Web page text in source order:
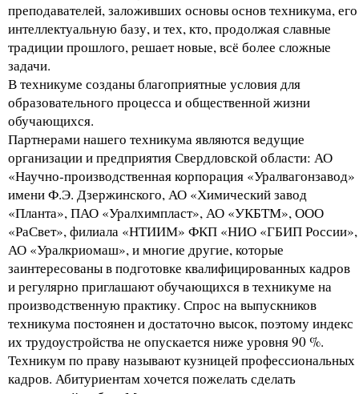
преподавателей, заложивших основы основ техникума, его
интеллектуальную базу, и тех, кто, продолжая славные
традиции прошлого, решает новые, всё более сложные
задачи.
В техникуме созданы благоприятные условия для
образовательного процесса и общественной жизни
обучающихся.
Партнерами нашего техникума являются ведущие
организации и предприятия Свердловской области: АО
«Научно-производственная корпорация «Уралвагонзавод»
имени Ф.Э. Дзержинского, АО «Химический завод
«Планта», ПАО «Уралхимпласт», АО «УКБТМ», ООО
«РаСвет», филиала «НТИИМ» ФКП «НИО «ГБИП России»,
АО «Уралкриомаш», и многие другие, которые
заинтересованы в подготовке квалифицированных кадров
и регулярно приглашают обучающихся в техникуме на
производственную практику. Спрос на выпускников
техникума постоянен и достаточно высок, поэтому индекс
их трудоустройства не опускается ниже уровня 90 %.
Техникум по праву называют кузницей профессиональных
кадров. Абитуриентам хочется пожелать сделать